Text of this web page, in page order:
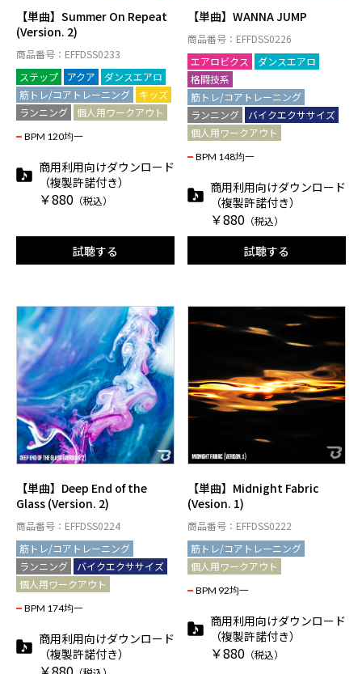
【単曲】Summer On Repeat
(Version. 2)
商品番号：EFFDSS0233
ステップ
アクア
ダンスエアロ
筋トレ/コアトレーニング
キッズ
ランニング
個人用ワークアウト
BPM 120均一
商用利用向けダウンロード
（複製許諾付き）
￥880 （税込）
試聴する
【単曲】WANNA JUMP
商品番号：EFFDSS0226
エアロビクス
ダンスエアロ
格闘技系
筋トレ/コアトレーニング
ランニング
バイクエクササイズ
個人用ワークアウト
BPM 148均一
商用利用向けダウンロード
（複製許諾付き）
￥880 （税込）
試聴する
【単曲】Deep End of the
Glass (Version. 2)
商品番号：EFFDSS0224
筋トレ/コアトレーニング
ランニング
バイクエクササイズ
個人用ワークアウト
BPM 174均一
商用利用向けダウンロード
（複製許諾付き）
【単曲】Midnight Fabric
(Vesion. 1)
商品番号：EFFDSS0222
筋トレ/コアトレーニング
個人用ワークアウト
BPM 92均一
商用利用向けダウンロード
（複製許諾付き）
￥880 （税込）